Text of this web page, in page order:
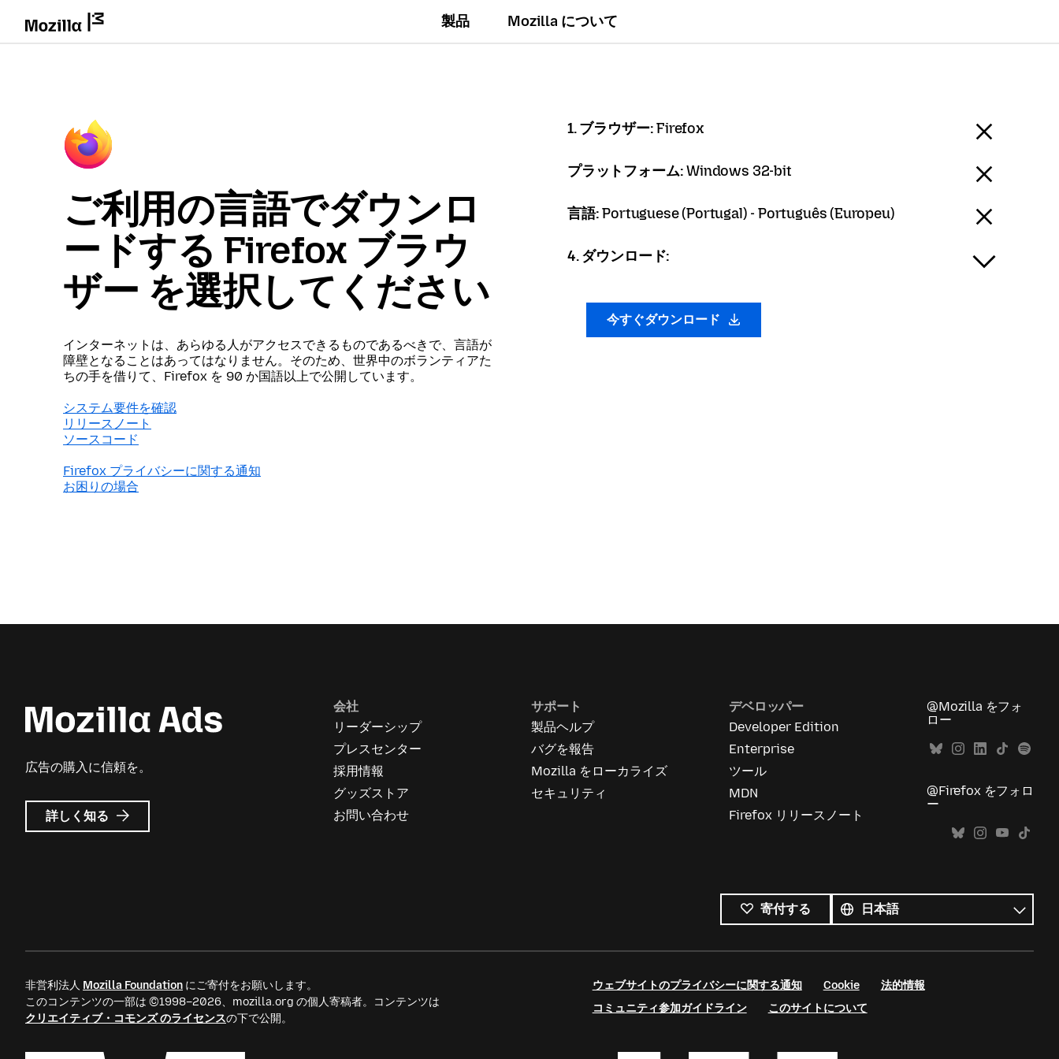
製品 Mozilla について
ご利用の言語でダウンロ
ードする Firefox ブラウ
ザー を選択してください
インターネットは、あらゆる人がアクセスできるものであるべきで、言語が
障壁となることはあってはなりません。そのため、世界中のボランティアた
ちの手を借りて、Firefox を 90 か国語以上で公開しています。
システム要件を確認
リリースノート
ソースコード
Firefox プライバシーに関する通知
お困りの場合
1. ブラウザー:Firefox
プラットフォーム:Windows 32-bit
言語:Portuguese (Portugal) - Português (Europeu)
4. ダウンロード:
今すぐダウンロード
広告の購入に信頼を。
Mozilla
広
詳しく知る
会社
リーダーシップ
プレスセンター
採用情報
グッズストア
お問い合わせ
サポート
製品ヘルプ
バグを報告
Mozilla をローカライズ
セキュリティ
デベロッパー
Developer Edition
Enterprise
ツール
MDN
Firefox リリースノート
@Mozilla をフォ
ロー
@Firefox をフォロ
ー
寄付する
べ
て
の
言
語
非営利法人 Mozilla Foundation にご寄付をお願いします。
このコンテンツの一部は ©1998–2026、mozilla.org の個人寄稿者。コンテンツは
クリエイティブ・コモンズ のライセンスの下で公開。
ウェブサイトのプライバシーに関する通知 Cookie
法的情報
コミュニティ参加ガイドライン
このサイトについて